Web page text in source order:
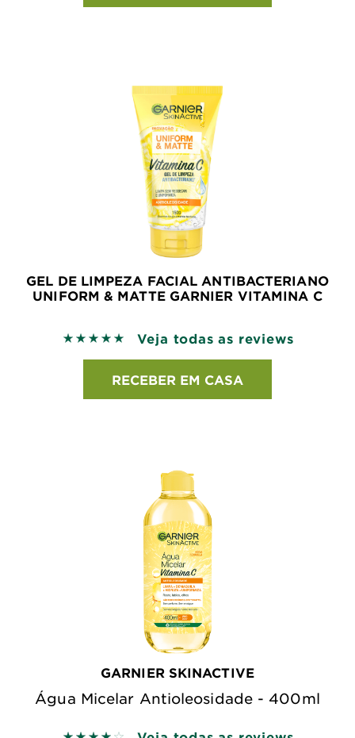
GEL DE LIMPEZA FACIAL ANTIBACTERIANO
UNIFORM & MATTE GARNIER VITAMINA C
5 out of 5 stars based on reviews
Veja todas as reviews
RECEBER EM CASA
GARNIER SKINACTIVE
Água Micelar Antioleosidade - 400ml